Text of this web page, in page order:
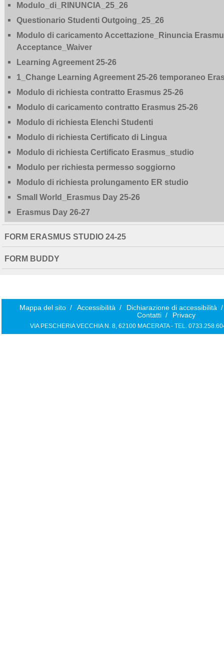
Modulo_di_RINUNCIA_25_26
Questionario Studenti Outgoing_25_26
Modulo di caricamento Accettazione_Rinuncia
Acceptance_Waiver
Learning Agreement 25-26
1_Change Learning Agreement 25-26 temporaneo
Modulo di richiesta contratto Erasmus 25-26
Modulo di caricamento contratto Erasmus 25-26
Modulo di richiesta Elenchi Studenti
Modulo di richiesta Certificato di Lingua
Modulo di richiesta Certificato Erasmus_studio
Modulo per richiesta permesso soggiorno
Modulo di richiesta prolungamento ER studio
Small World_Erasmus Day 25-26
Erasmus Day 26-27
FORM ERASMUS STUDIO 24-25
FORM BUDDY
Mappa del sito / Accessibilità / Dichiarazione di accessibilità /
Contatti / Privacy
VIA PESCHERIA VECCHIA N. 8, 62100 MACERATA - TEL.